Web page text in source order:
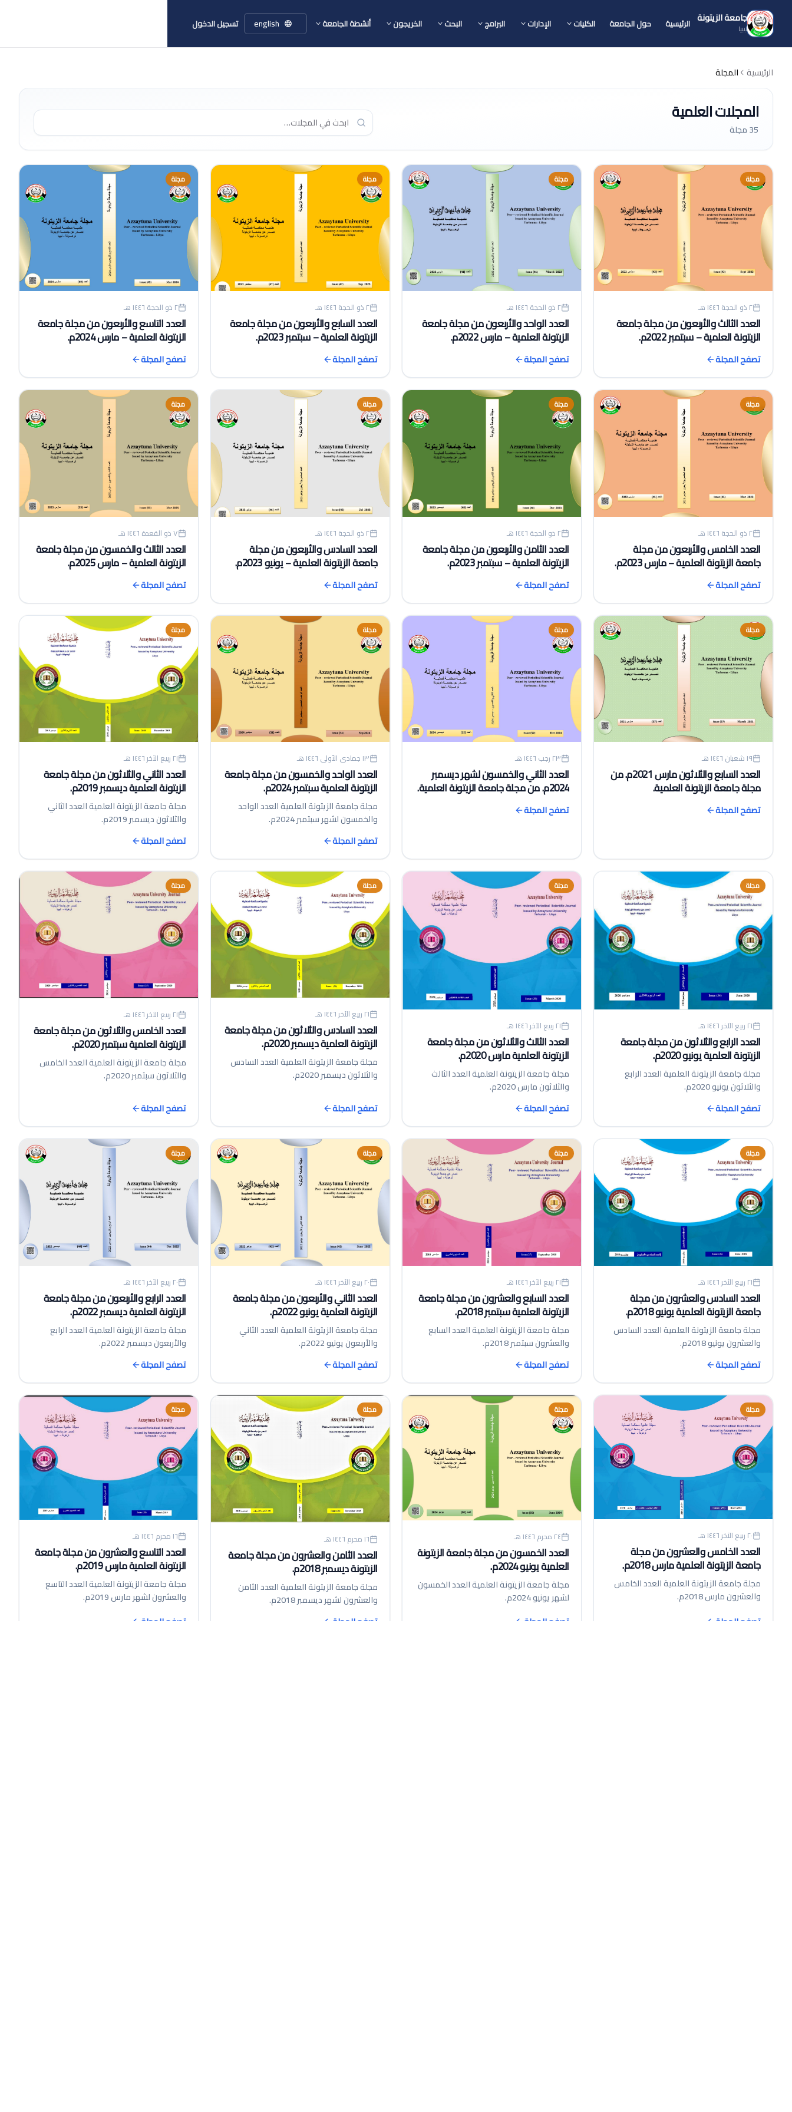
جامعة الزيتونة
ليبيا الرئيسية حول الجامعة الكليات الإدارات البرامج البحث الخريجون أنشطة الجامعة english تسجيل الدخول
الرئيسية المجلة
المجلات العلمية
35 مجلة
مجلة
٢ ذو الحجة ١٤٤٦ هـ
العدد الثالث والأربعون من مجلة جامعة
الزيتونة العلمية – سبتمبر 2022م.
تصفح المجلة
مجلة
٢ ذو الحجة ١٤٤٦ هـ
العدد الواحد والأربعون من مجلة جامعة
الزيتونة العلمية – مارس 2022م.
تصفح المجلة
مجلة
٢ ذو الحجة ١٤٤٦ هـ
العدد السابع والأربعون من مجلة جامعة
الزيتونة العلمية – سبتمبر 2023م.
تصفح المجلة
مجلة
٢ ذو الحجة ١٤٤٦ هـ
العدد التاسع والأربعون من مجلة جامعة
الزيتونة العلمية – مارس 2024م.
تصفح المجلة
مجلة
٢ ذو الحجة ١٤٤٦ هـ
العدد الخامس والأربعون من مجلة
جامعة الزيتونة العلمية – مارس 2023م.
تصفح المجلة
مجلة
٢ ذو الحجة ١٤٤٦ هـ
العدد الثامن والأربعون من مجلة جامعة
الزيتونة العلمية – سبتمبر 2023م.
تصفح المجلة
مجلة
٢ ذو الحجة ١٤٤٦ هـ
العدد السادس والأربعون من مجلة
جامعة الزيتونة العلمية – يونيو 2023م.
تصفح المجلة
مجلة
٧ ذو القعدة ١٤٤٦ هـ
العدد الثالث والخمسون من مجلة جامعة
الزيتونة العلمية – مارس 2025م.
تصفح المجلة
مجلة
١٩ شعبان ١٤٤٦ هـ
العدد السابع والثلاثون مارس 2021م. من
مجلة جامعة الزيتونة العلمية.
تصفح المجلة
مجلة
٢٣ رجب ١٤٤٦ هـ
العدد الثاني والخمسون لشهر ديسمبر
2024م. من مجلة جامعة الزيتونة العلمية.
تصفح المجلة
مجلة
١٣ جمادى الأولى ١٤٤٦ هـ
العدد الواحد والخمسون من مجلة جامعة
الزيتونة العلمية سبتمبر 2024م.
مجلة جامعة الزيتونة العلمية العدد الواحد
والخمسون لشهر سبتمبر 2024م.
تصفح المجلة
مجلة
٢١ ربيع الآخر ١٤٤٦ هـ
العدد الثاني والثلاثون من مجلة جامعة
الزيتونة العلمية ديسمبر 2019م.
مجلة جامعة الزيتونة العلمية العدد الثاني
والثلاثون ديسمبر 2019م.
تصفح المجلة
مجلة
٢١ ربيع الآخر ١٤٤٦ هـ
العدد الرابع والثلاثون من مجلة جامعة
الزيتونة العلمية يونيو 2020م.
مجلة جامعة الزيتونة العلمية العدد الرابع
والثلاثون يونيو 2020م.
تصفح المجلة
مجلة
٢١ ربيع الآخر ١٤٤٦ هـ
العدد الثالث والثلاثون من مجلة جامعة
الزيتونة العلمية مارس 2020م.
مجلة جامعة الزيتونة العلمية العدد الثالث
والثلاثون مارس 2020م.
تصفح المجلة
مجلة
٢١ ربيع الآخر ١٤٤٦ هـ
العدد السادس والثلاثون من مجلة جامعة
الزيتونة العلمية ديسمبر 2020م.
مجلة جامعة الزيتونة العلمية العدد السادس
والثلاثون ديسمبر 2020م.
تصفح المجلة
مجلة
٢١ ربيع الآخر ١٤٤٦ هـ
العدد الخامس والثلاثون من مجلة جامعة
الزيتونة العلمية سبتمبر 2020م.
مجلة جامعة الزيتونة العلمية العدد الخامس
والثلاثون سبتمبر 2020م.
تصفح المجلة
مجلة
٢١ ربيع الآخر ١٤٤٦ هـ
العدد السادس والعشرون من مجلة
جامعة الزيتونة العلمية يونيو 2018م.
مجلة جامعة الزيتونة العلمية العدد السادس
والعشرون يونيو 2018م.
تصفح المجلة
مجلة
٢١ ربيع الآخر ١٤٤٦ هـ
العدد السابع والعشرون من مجلة جامعة
الزيتونة العلمية سبتمبر 2018م.
مجلة جامعة الزيتونة العلمية العدد السابع
والعشرون سبتمبر 2018م.
تصفح المجلة
مجلة
٢٠ ربيع الآخر ١٤٤٦ هـ
العدد الثاني والأربعون من مجلة جامعة
الزيتونة العلمية يونيو 2022م.
مجلة جامعة الزيتونة العلمية العدد الثاني
والأربعون يونيو 2022م.
تصفح المجلة
مجلة
٢٠ ربيع الآخر ١٤٤٦ هـ
العدد الرابع والأربعون من مجلة جامعة
الزيتونة العلمية ديسمبر 2022م.
مجلة جامعة الزيتونة العلمية العدد الرابع
والأربعون ديسمبر 2022م.
تصفح المجلة
مجلة
٢٠ ربيع الآخر ١٤٤٦ هـ
العدد الخامس والعشرون من مجلة
جامعة الزيتونة العلمية مارس 2018م.
مجلة جامعة الزيتونة العلمية العدد الخامس
والعشرون مارس 2018م.
تصفح المجلة
مجلة
٢٤ محرم ١٤٤٦ هـ
العدد الخمسون من مجلة جامعة الزيتونة
العلمية يونيو 2024م.
مجلة جامعة الزيتونة العلمية العدد الخمسون
لشهر يونيو 2024م.
تصفح المجلة
مجلة
١٦ محرم ١٤٤٦ هـ
العدد الثامن والعشرون من مجلة جامعة
الزيتونة ديسمبر 2018م.
مجلة جامعة الزيتونة العلمية العدد الثامن
والعشرون لشهر ديسمبر 2018م.
تصفح المجلة
مجلة
١٦ محرم ١٤٤٦ هـ
العدد التاسع والعشرون من مجلة جامعة
الزيتونة العلمية مارس 2019م.
مجلة جامعة الزيتونة العلمية العدد التاسع
والعشرون لشهر مارس 2019م.
تصفح المجلة